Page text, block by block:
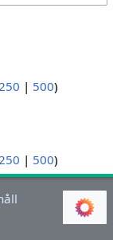
250 | 500)
| 500)